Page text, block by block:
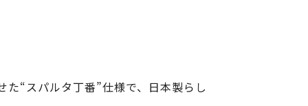
“スパルタ丁番”仕様で、日本製らし